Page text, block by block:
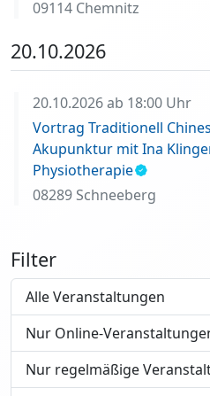
09114 Chemnitz
20.10.2026
20.10.2026 ab 18:00 Uhr
Vortrag Traditionell
Akupunktur mit Ina
Physiotherapie
08289 Schneeberg
Filter
Alle Veranstaltungen
Nur Online-
Nur regelmäßige